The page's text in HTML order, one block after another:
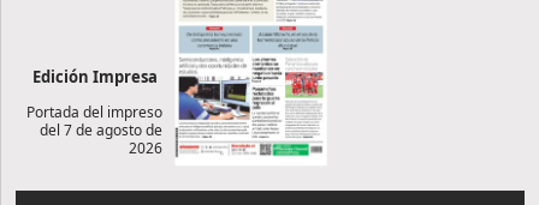
Edición Impresa
Portada del impreso
del 7 de agosto de
2026